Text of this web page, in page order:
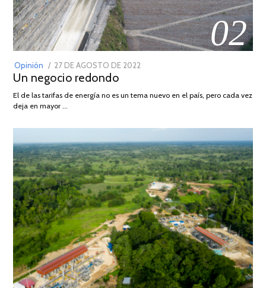
02
Opinión
POSTED
ON
27 DE AGOSTO DE 2022
DE
Un negocio redondo
El de las tarifas de energía no es un tema nuevo en el país, pero cada vez
deja en mayor …